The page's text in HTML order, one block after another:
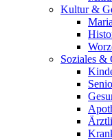
Kultur &
Soziales &